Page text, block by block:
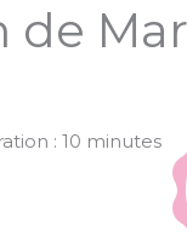
de
: 10 minutes